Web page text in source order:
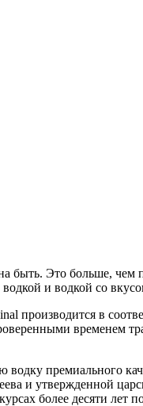
быть. Это больше,
и водкой со
производится в
временем
премиального
и утвержденной
более десяти лет